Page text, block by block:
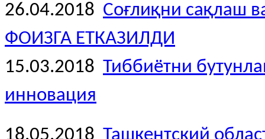
26.04.2018 Соғлиқни сақлаш
ФОИЗГА ЕТКАЗИЛДИ
15.03.2018 Тиббиётни
инновация